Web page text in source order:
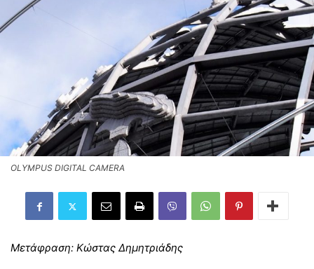
OLYMPUS DIGITAL CAMERA
Μετάφραση: Κώστας Δημητριάδης